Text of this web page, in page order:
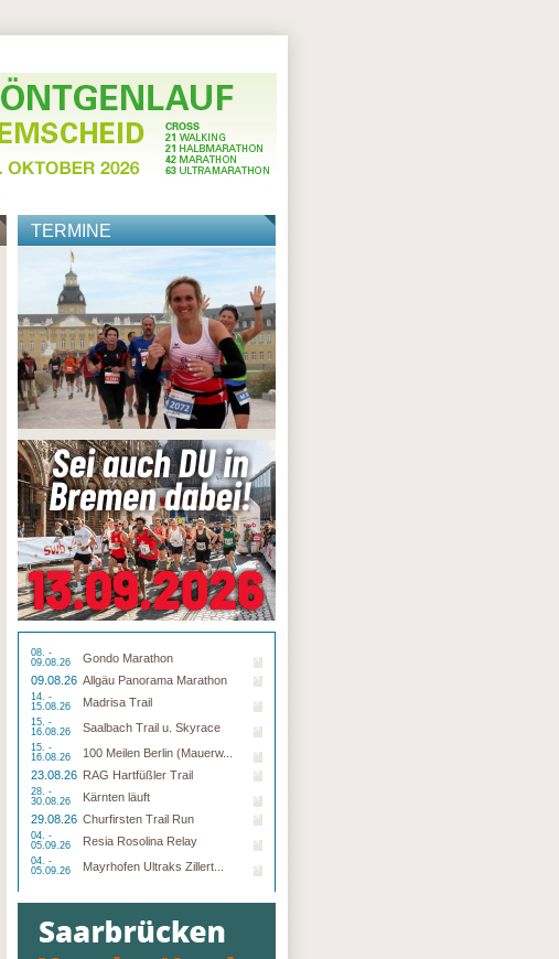
TERMINE
08. -
09.08.26
Gondo Marathon
09.08.26 Allgäu Panorama Marathon
14. -
15.08.26
Madrisa Trail
15. -
16.08.26
Saalbach Trail u. Skyrace
15. -
16.08.26
100 Meilen Berlin (Mauerw...
23.08.26 RAG Hartfüßler Trail
28. -
30.08.26
Kärnten läuft
29.08.26 Churfirsten Trail Run
04. -
05.09.26
Resia Rosolina Relay
04. -
05.09.26
Mayrhofen Ultraks Zillert...